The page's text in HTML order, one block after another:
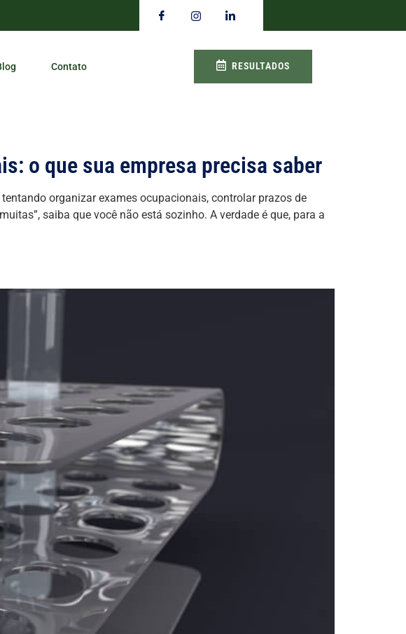
Contato RESULTADOS
o que sua empresa precisa saber
organizar exames ocupacionais, controlar prazos de
saiba que você não está sozinho. A verdade é que, para a